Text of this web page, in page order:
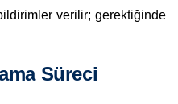
verilir; gerektiğinde
Süreci